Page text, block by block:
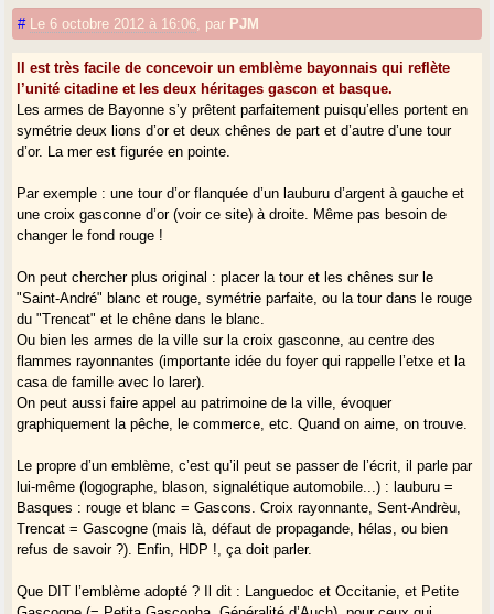
# Le 6 octobre 2012 à 16:06 par PJM
Il est très facile de concevoir un emblème bayonnais qui reflète
l’unité citadine et les deux héritages gascon et basque.
Les armes de Bayonne s’y prêtent parfaitement puisqu’elles portent en
symétrie deux lions d’or et deux chênes de part et d’autre d’une tour
d’or. La mer est figurée en pointe.
Par exemple : une tour d’or flanquée d’un lauburu d’argent à gauche et
une croix gasconne d’or (voir ce site) à droite. Même pas besoin de
changer le fond rouge !
On peut chercher plus original : placer la tour et les chênes sur le
"Saint-André" blanc et rouge, symétrie parfaite, ou la tour dans le rouge
du "Trencat" et le chêne dans le blanc.
Ou bien les armes de la ville sur la croix gasconne, au centre des
flammes rayonnantes (importante idée du foyer qui rappelle l’etxe et la
casa de famille avec lo larer).
On peut aussi faire appel au patrimoine de la ville, évoquer
graphiquement la pêche, le commerce, etc. Quand on aime, on trouve.
Le propre d’un emblème, c’est qu’il peut se passer de l’écrit, il parle par
lui-même (logographe, blason, signalétique automobile...) : lauburu =
Basques : rouge et blanc = Gascons. Croix rayonnante, Sent-Andrèu,
Trencat = Gascogne (mais là, défaut de propagande, hélas, ou bien
refus de savoir ?). Enfin, HDP !, ça doit parler.
Que DIT l’emblème adopté ? Il dit : Languedoc et Occitanie, et Petite